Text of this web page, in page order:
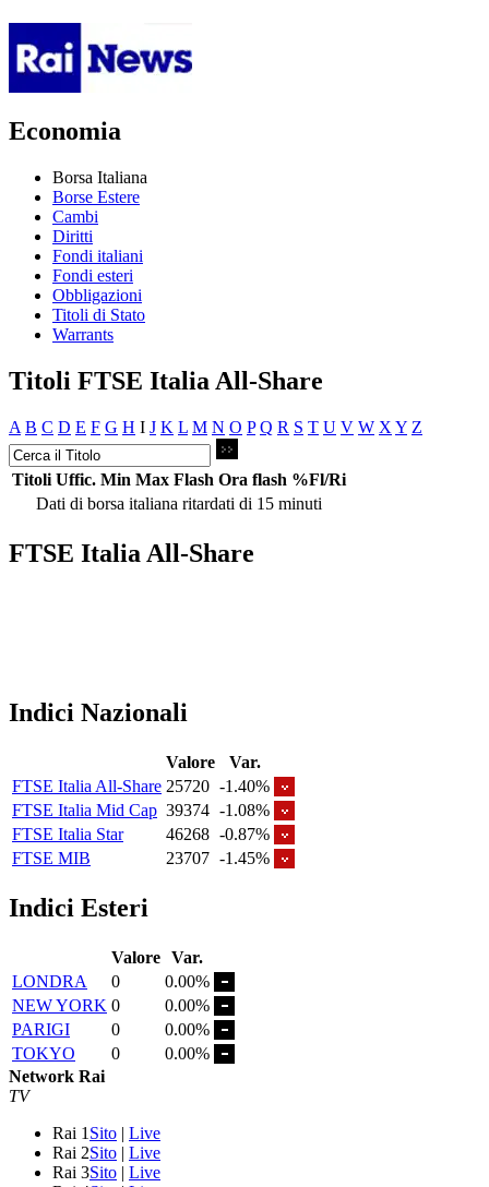
Economia
Borsa Italiana
Borse Estere
Cambi
Diritti
Fondi italiani
Fondi esteri
Obbligazioni
Titoli di Stato
Warrants
Titoli FTSE Italia All-Share
A B C D E F G H I J K L M N O P Q R S T U V W X Y Z
Titoli Uffic. Min Max Flash Ora flash %Fl/Ri
Dati di borsa italiana ritardati di 15 minuti
FTSE Italia All-Share
Indici Nazionali
Valore
Var.
FTSE Italia All-Share 25720 -1.40%
FTSE Italia Mid Cap 39374 -1.08%
FTSE Italia Star
46268 -0.87%
FTSE MIB
23707 -1.45%
Indici Esteri
Valore Var.
LONDRA
0
0.00%
NEW YORK 0
0.00%
PARIGI
0
0.00%
TOKYO
0
0.00%
Network Rai
TV
Rai 1 Sito | Live
Rai 2Sito | Live
Rai 3Sito | Live